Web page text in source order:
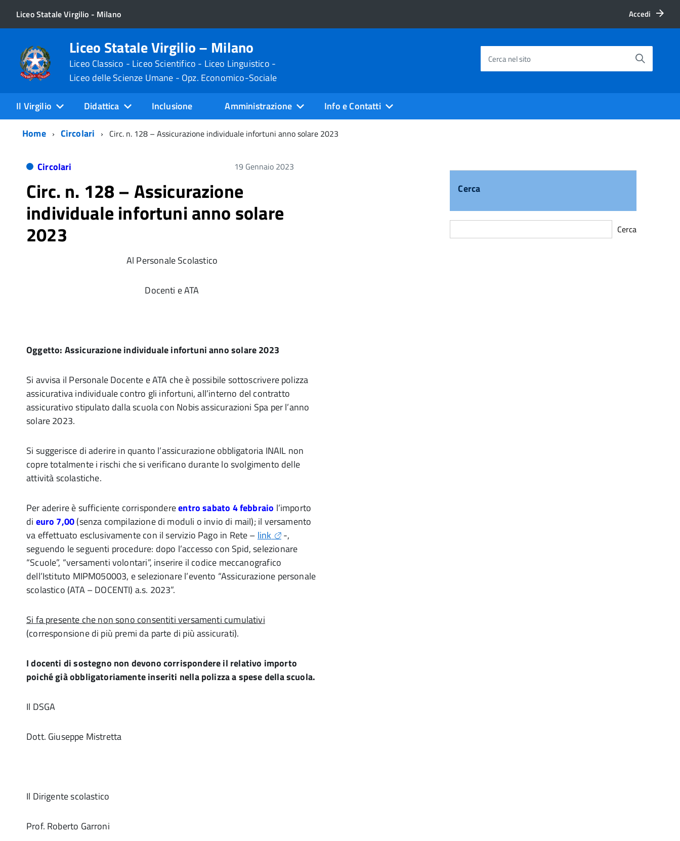
Liceo Statale Virgilio - Milano Accedi
Liceo Statale Virgilio – Milano
Liceo Classico - Liceo Scientifico - Liceo Linguistico -
Liceo delle Scienze Umane - Opz. Economico-Sociale
Cerca nel sito
Il Virgilio Didattica Inclusione Amministrazione
Info e Contatti
Home
Circolari Circ. n. 128 – Assicurazione individuale infortuni anno solare 2023
Circolari 19 Gennaio 2023
Circ. n. 128 – Assicurazione
individuale infortuni anno solare
2023
Al Personale Scolastico
Docenti e ATA
Oggetto: Assicurazione individuale infortuni anno solare 2023
Si avvisa il Personale Docente e ATA che è possibile sottoscrivere polizza
assicurativa individuale contro gli infortuni, all’interno del contratto
assicurativo stipulato dalla scuola con Nobis assicurazioni Spa per l’anno
solare 2023.
Si suggerisce di aderire in quanto l’assicurazione obbligatoria INAIL non
copre totalmente i rischi che si verificano durante lo svolgimento delle
attività scolastiche.
Per aderire è sufficiente corrispondereentro sabato 4 febbraio l’importo
di euro 7,00(senza compilazione di moduli o invio di mail); il versamento
va effettuato esclusivamente con il servizio Pago in Rete – link
-,
seguendo le seguenti procedure: dopo l’accesso con Spid, selezionare
“Scuole”, “versamenti volontari”, inserire il codice meccanografico
dell’Istituto MIPM050003, e selezionare l’evento “Assicurazione personale
scolastico (ATA – DOCENTI) a.s. 2023”.
Si fa presente che non sono consentiti versamenti cumulativi
(corresponsione di più premi da parte di più assicurati).
I docenti di sostegno non devono corrispondere il relativo importo
poiché già obbligatoriamente inseriti nella polizza a spese della scuola.
Il DSGA
Dott. Giuseppe Mistretta
Il Dirigente scolastico
Prof. Roberto Garroni
Cerca
Cerca